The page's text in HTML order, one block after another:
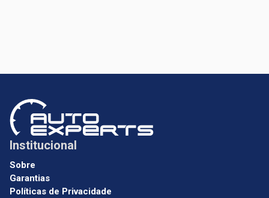
Institucional
Sobre
Garantias
Políticas de Privacidade